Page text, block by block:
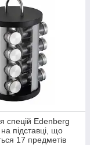
спецій Edenberg
підставці, що
17 предметів